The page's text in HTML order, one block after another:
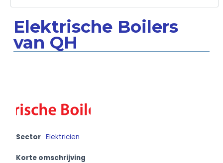
Elektrische Boilers
van QH
Sector Elektricien
Korte omschrijving